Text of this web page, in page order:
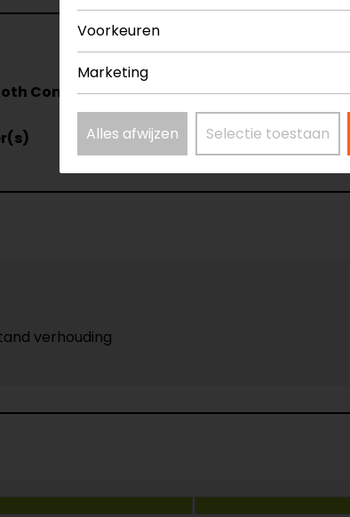
Communicatiesysteem
verhouding
Voorkeuren
Marketing
Alles afwijzen Selectie toestaan